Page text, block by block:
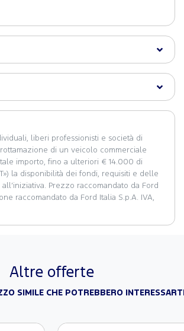
liberi professionisti e società di
di un veicolo commerciale
importo, fino a ulteriori € 14.000 di
la disponibilità dei fondi, requisiti e delle
Prezzo raccomandato da Ford
raccomandato da Ford Italia S.p.A. IVA,
Altre offerte
SIMILE CHE POTREBBERO